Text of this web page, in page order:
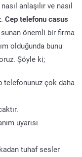
anlaşılır ve nasıl
Cep telefonu casus
önemli bir firma
olduğunda bunu
Şöyle ki;
telefonunuz çok daha
uyarısı
tuhaf sesler